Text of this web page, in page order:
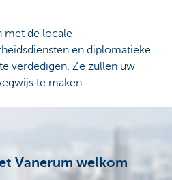
met de locale
en diplomatieke
verdedigen. Ze zullen uw
te maken.
Vanerum welkom